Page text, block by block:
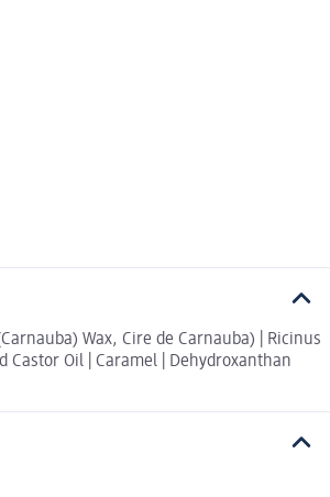
Wax, Cire de Carnauba) | Ricinus
Castor Oil | Caramel | Dehydroxanthan